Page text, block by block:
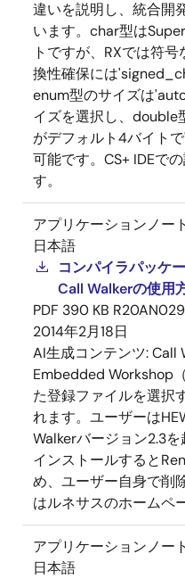
違いを説明し、統合開
います。char型は
トですが、RXでは符
換性確保には
enum型のサイズは
イズを選択し、double
がデフォルト4バイト
可能です。CS+ IDEで
す。
アプリケーションノート
日本語
コンパイラパッケ
Call Walkerの使用
PDF 390 KB
2014年2月18日
AI生成コンテンツ:Call
Embedded Workshop
た登録ファイルを選択
れます。ユーザーは
Walkerバージョン2.3
インストールすると
め、ユーザー自身で削
はルネサスのホームペ
アプリケーションノート
日本語